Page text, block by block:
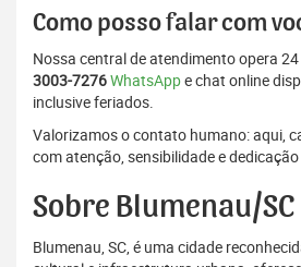
Como posso falar com
Nossa central de atendimento opera
3003-7276WhatsAppe chat online
inclusive feriados.
Valorizamos o contato humano: aqui,
com atenção, sensibilidade e
Sobre Blumenau/SC
Blumenau, SC, é uma cidade